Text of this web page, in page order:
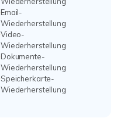
Email-
Wiederherstellung
Video-
Wiederherstellung
Dokumente-
Wiederherstellung
Speicherkarte-
Wiederherstellung